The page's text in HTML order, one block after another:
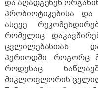
და აღადგენენ
პრობიოტიკებისა და
ასევე
რომელიც
ცვლილებასთან
პერიოდში, როგორც
როდესაც
მიკლოფლორის